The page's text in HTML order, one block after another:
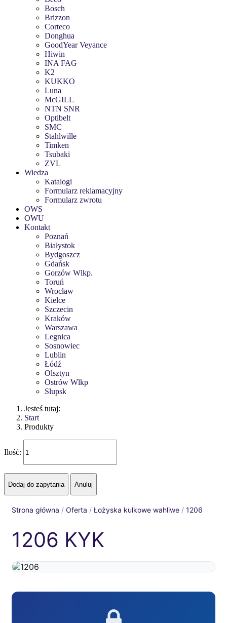
Bosch
Brizzon
Corteco
Donghua
GoodYear Veyance
Hiwin
INA FAG
K2
KUKKO
Luna
McGILL
NTN SNR
Optibelt
SMC
Stahlwille
Timken
Tsubaki
ZVL
Wiedza
Katalogi
Formularz reklamacyjny
Formularz zwrotu
OWS
OWU
Kontakt
Poznań
Białystok
Bydgoszcz
Gdańsk
Gorzów Wlkp.
Toruń
Wrocław
Kielce
Szczecin
Kraków
Warszawa
Legnica
Sosnowiec
Lublin
Łódź
Olsztyn
Ostrów Wlkp
Slupsk
Jesteś tutaj:
Start
Produkty
Ilość:
Strona główna / Oferta / Łożyska kulkowe wahliwe / 1206
1206 KYK